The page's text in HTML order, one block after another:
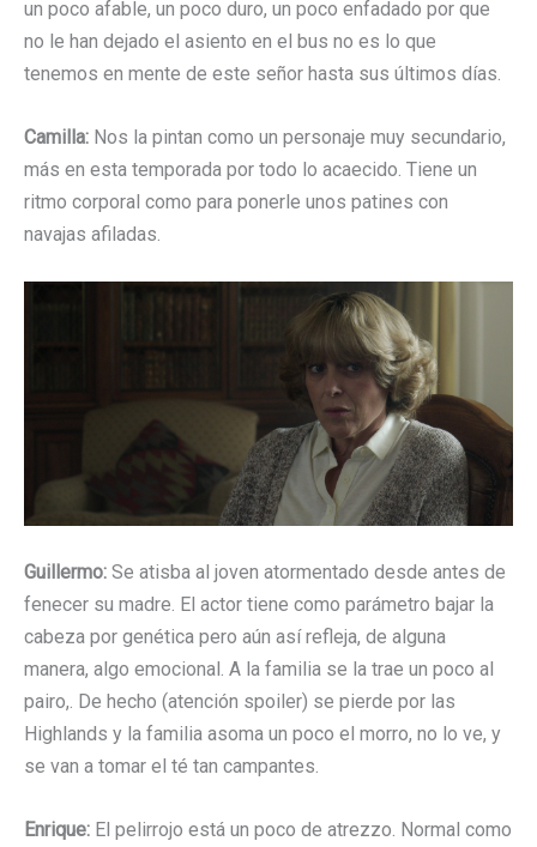
un poco afable, un poco duro, un poco enfadado por que
no le han dejado el asiento en el bus no es lo que
tenemos en mente de este señor hasta sus últimos días.
Camilla: Nos la pintan como un personaje muy secundario,
más en esta temporada por todo lo acaecido. Tiene un
ritmo corporal como para ponerle unos patines con
navajas afiladas.
Guillermo: Se atisba al joven atormentado desde antes de
fenecer su madre. El actor tiene como parámetro bajar la
cabeza por genética pero aún así refleja, de alguna
manera, algo emocional. A la familia se la trae un poco al
pairo,. De hecho (atención spoiler) se pierde por las
Highlands y la familia asoma un poco el morro, no lo ve, y
se van a tomar el té tan campantes.
Enrique: El pelirrojo está un poco de atrezzo. Normal como